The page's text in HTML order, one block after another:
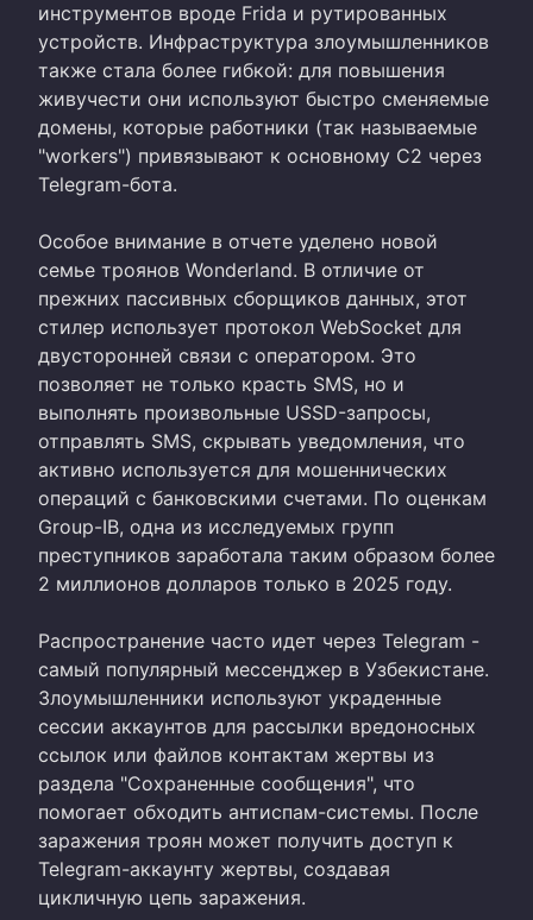
инструментов вроде Frida и рутированных
устройств. Инфраструктура злоумышленников
также стала более гибкой: для повышения
живучести они используют быстро сменяемые
домены, которые работники (так называемые
"workers") привязывают к основному C2 через
Telegram-бота.
Особое внимание в отчете уделено новой
семье троянов Wonderland. В отличие от
прежних пассивных сборщиков данных, этот
стилер использует протокол WebSocket для
двусторонней связи с оператором. Это
позволяет не только красть SMS, но и
выполнять произвольные USSD-запросы,
отправлять SMS, скрывать уведомления, что
активно используется для мошеннических
операций с банковскими счетами. По оценкам
Group-IB, одна из исследуемых групп
преступников заработала таким образом более
2 миллионов долларов только в 2025 году.
Распространение часто идет через Telegram -
самый популярный мессенджер в Узбекистане.
Злоумышленники используют украденные
сессии аккаунтов для рассылки вредоносных
ссылок или файлов контактам жертвы из
раздела "Сохраненные сообщения", что
помогает обходить антиспам-системы. После
заражения троян может получить доступ к
Telegram-аккаунту жертвы, создавая
цикличную цепь заражения.